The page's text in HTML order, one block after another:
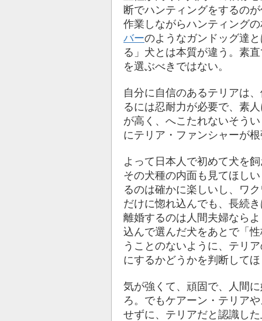
断でハンティングをするの
作業しながらハンティング
バーのようなガンドッグ達
る」犬とは本質が違う。素
を選ぶべきではない。
自分に自信のあるテリアは
るには忍耐力が必要で、素
が高く、へこたれないそう
にテリア・ファンシャーが
よって日本人で初めて犬を
その犬種の内面も見てほし
るのは確かに楽しいし、ワ
だけに惚れ込んでも、長続
離婚するのは人間夫婦なら
込んで選んだ犬をあとで「
うことのないように、テリ
にするかどうかを判断して
気が強くて、頑固で、人間
ろ。でもケアーン・テリア
せずに、テリアだと認識し